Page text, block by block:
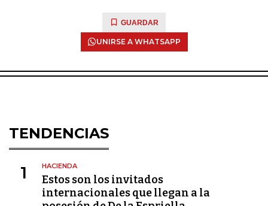
GUARDAR
UNIRSE A WHATSAPP
TENDENCIAS
1 HACIENDA
Estos son los invitados
internacionales que llegan a la